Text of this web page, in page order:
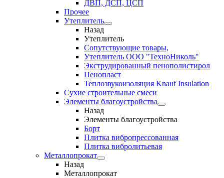
ДВП, ДСП, ЦСП
Прочее
Утеплитель
Назад
Утеплитель
Сопутствующие товары,
Утеплитель ООО "ТехноНиколь"
Экструдированный пенополистирол
Пенопласт
Теплозвукоизоляция Knauf Insulation
Сухие строительные смеси
Элементы благоустройства
Назад
Элементы благоустройства
Борт
Плитка вибропрессованная
Плитка вибролитьевая
Металлопрокат
Назад
Металлопрокат